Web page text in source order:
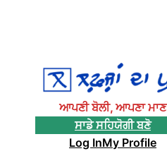
ਆਪਣੀ ਬੋਲੀ, ਆਪਣਾ ਮਾਣ
ਸਾਡੇ ਸਹਿਯੋਗੀ ਬਣੋ
Log InMy Profile